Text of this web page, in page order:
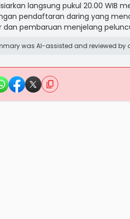
langsung pukul 20.00 WIB
pendaftaran daring yang
dan pembaruan menjelang
was AI-assisted and reviewed by